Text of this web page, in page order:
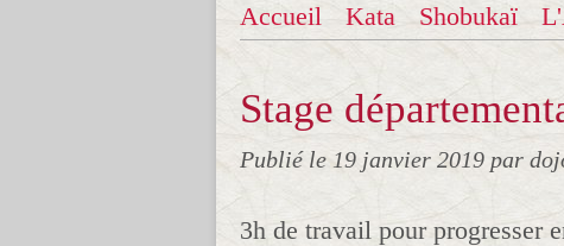
Accueil Kata Shobukaï
Stage
Publié le 19 janvier 2019 par
3h de travail pour progresser